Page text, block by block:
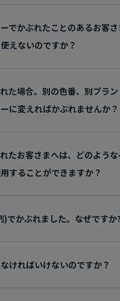
でかぶれたことのあるお客さ
えないのですか？
た場合。別の色番、別ブラン
に変えればかぶれませんか？
たお客さまへは、どのよう
することができますか？
でかぶれました。なぜですか?
ければいけないのですか？